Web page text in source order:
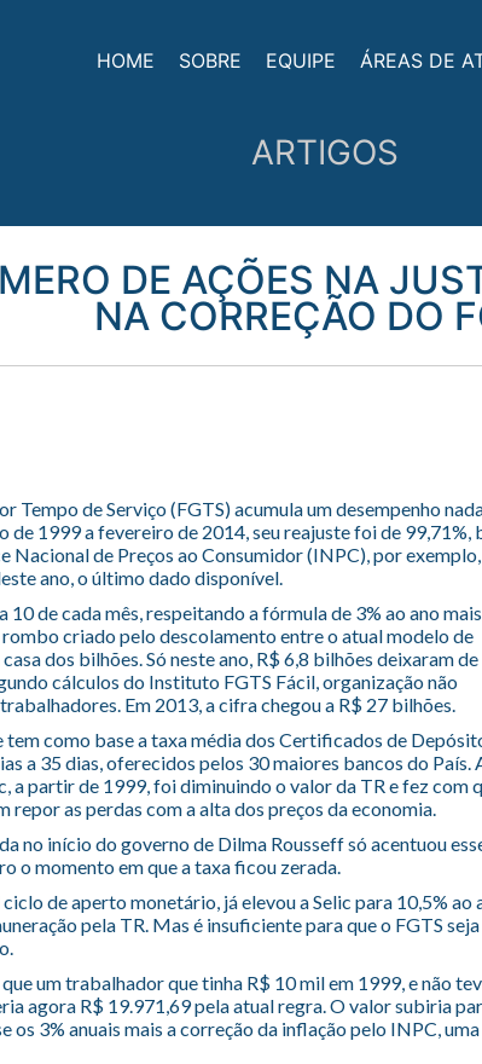
HOME SOBRE EQUIPE ÁREAS DE
ARTIGOS
DE AÇÕES NA
NA CORREÇÃO DO
Tempo de Serviço (FGTS) acumula um desempenho
de 1999 a fevereiro de 2014, seu reajuste foi de 99,71%,
Nacional de Preços ao Consumidor (INPC), por exemplo,
ano, o último dado disponível.
de cada mês, respeitando a fórmula de 3% ao ano mais
criado pelo descolamento entre o atual modelo de
dos bilhões. Só neste ano, R$ 6,8 bilhões deixaram de
cálculos do Instituto FGTS Fácil, organização não
Em 2013, a cifra chegou a R$ 27 bilhões.
tem como base a taxa média dos Certificados de
a 35 dias, oferecidos pelos 30 maiores bancos do País.
a partir de 1999, foi diminuindo o valor da TR e fez com
repor as perdas com a alta dos preços da economia.
no início do governo de Dilma Rousseff só acentuou
o momento em que a taxa ficou zerada.
de aperto monetário, já elevou a Selic para 10,5% ao
pela TR. Mas é insuficiente para que o FGTS seja
um trabalhador que tinha R$ 10 mil em 1999, e não
agora R$ 19.971,69 pela atual regra. O valor subiria
os 3% anuais mais a correção da inflação pelo INPC, uma